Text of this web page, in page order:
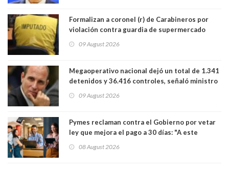
Formalizan a coronel (r) de Carabineros por
violación contra guardia de supermercado
09 August 2026
Megaoperativo nacional dejó un total de 1.341
detenidos y 36.416 controles, señaló ministro
09 August 2026
Pymes reclaman contra el Gobierno por vetar
ley que mejora el pago a 30 días: "A este
medianas empresas"
08 August 2026